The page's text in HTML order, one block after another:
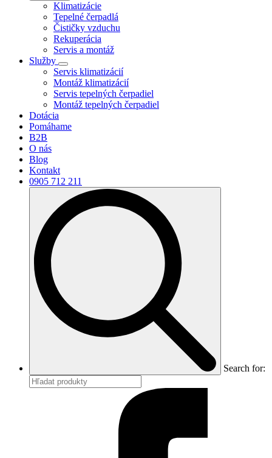
Klimatizácie
Tepelné čerpadlá
Čističky vzduchu
Rekuperácia
Servis a montáž
Služby
Servis klimatizácií
Montáž klimatizácií
Servis tepelných čerpadiel
Montáž tepelných čerpadiel
Dotácia
Pomáhame
B2B
O nás
Blog
Kontakt
0905 712 211
Search for: